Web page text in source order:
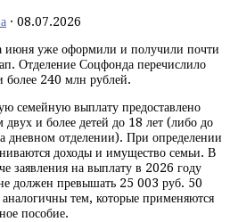
· 08.07.2026
июня уже оформили и получили почти
Отделение Соцфонда перечислило
более 240 млн рублей.
семейную выплату предоставлено
и более детей до 18 лет (либо до
дневном отделении). При определении
доходы и имущество семьи. В
заявления на выплату в 2026 году
должен превышать 25 003 руб. 50
тем, которые применяются
пособие.